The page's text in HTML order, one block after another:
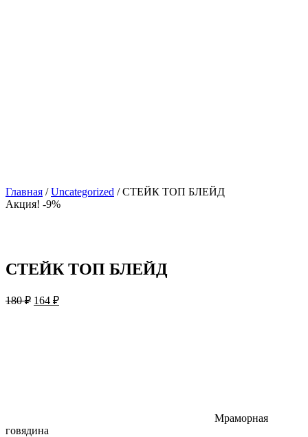
Главная /Uncategorized / СТЕЙК ТОП БЛЕЙД
Акция! -9%
СТЕЙК ТОП БЛЕЙД
180₽ 164 ₽
Мраморная
говядина